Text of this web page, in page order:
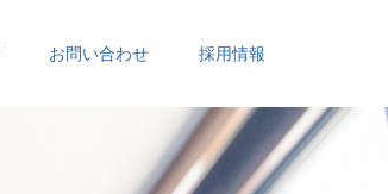
お問い合わせ 採用情報